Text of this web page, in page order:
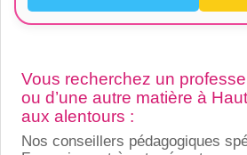
Vous recherchez un
ou d’une autre matière à
aux alentours :
Nos conseillers pédagogiques